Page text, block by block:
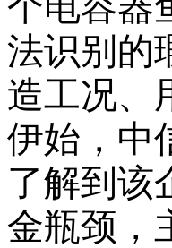
法识别的
造工况、
伊始，中
了解到该
金瓶颈，